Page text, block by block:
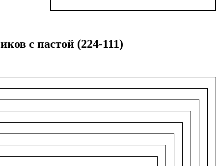
с пастой (224-111)